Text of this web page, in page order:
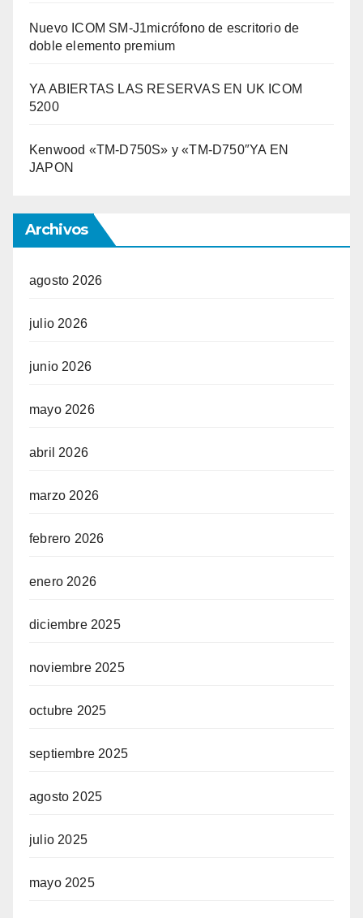
Nuevo ICOM SM-J1micrófono de escritorio de
doble elemento premium
YA ABIERTAS LAS RESERVAS EN UK ICOM
5200
Kenwood «TM-D750S» y «TM-D750″YA EN
JAPON
Archivos
agosto 2026
julio 2026
junio 2026
mayo 2026
abril 2026
marzo 2026
febrero 2026
enero 2026
diciembre 2025
noviembre 2025
octubre 2025
septiembre 2025
agosto 2025
julio 2025
mayo 2025